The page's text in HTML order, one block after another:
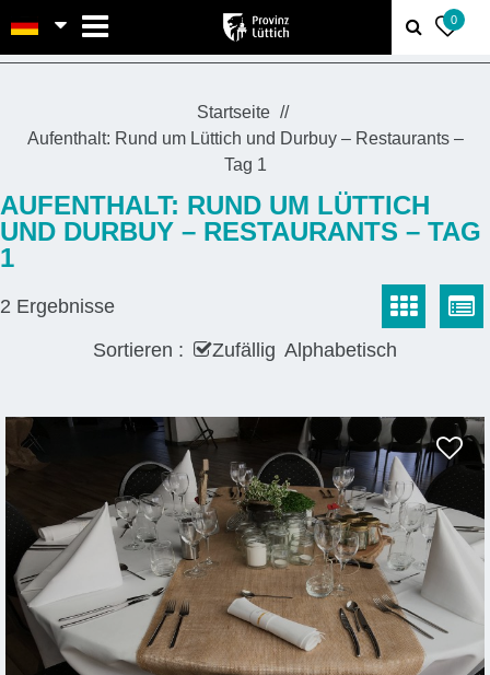
0
Startseite
Aufenthalt: Rund um Lüttich und Durbuy – Restaurants –
Tag 1
AUFENTHALT: RUND UM LÜTTICH
UND DURBUY – RESTAURANTS – TAG
1
2 Ergebnisse
Sortieren :
Zufällig Alphabetisch